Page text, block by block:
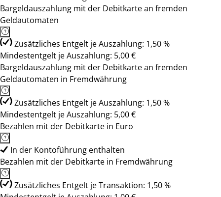
Bargeldauszahlung mit der Debitkarte an fremden
Geldautomaten
Zusätzliches Entgelt je Auszahlung: 1,50 %
Mindestentgelt je Auszahlung: 5,00 €
Bargeldauszahlung mit der Debitkarte an fremden
Geldautomaten in Fremdwährung
Zusätzliches Entgelt je Auszahlung: 1,50 %
Mindestentgelt je Auszahlung: 5,00 €
Bezahlen mit der Debitkarte in Euro
In der Kontoführung enthalten
Bezahlen mit der Debitkarte in Fremdwährung
Zusätzliches Entgelt je Transaktion: 1,50 %